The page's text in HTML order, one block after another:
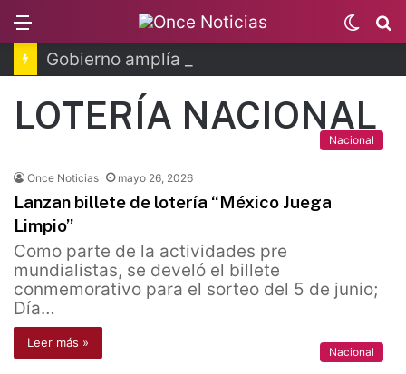
Switch
skin
LOTERÍA NACIONAL
Nacional
Once Noticias mayo 26, 2026
Lanzan billete de lotería “México Juega
Limpio”
Como parte de la actividades pre
mundialistas, se develó el billete
conmemorativo para el sorteo del 5 de junio;
Día…
Leer más »
Nacional